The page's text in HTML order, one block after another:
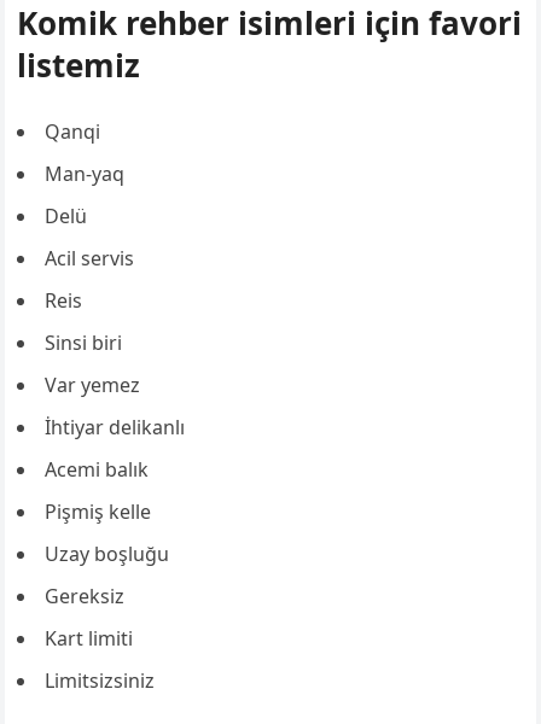
Komik rehber isimleri için favori
listemiz
Qanqi
Man-yaq
Delü
Acil servis
Reis
Sinsi biri
Var yemez
İhtiyar delikanlı
Acemi balık
Pişmiş kelle
Uzay boşluğu
Gereksiz
Kart limiti
Limitsizsiniz